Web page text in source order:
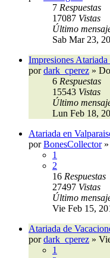
7 Respuestas
17087 Vistas
Último
Sab Mar 23,
Impresiones Atariada
pordark_cperez »
6 Respuestas
15543 Vistas
Último
Lun Feb 18,
Atariada en
porBonesCollector»
1
2
16 Respuestas
27497 Vistas
Último
Vie Feb 15,
Atariada de
pordark_cperez »
1